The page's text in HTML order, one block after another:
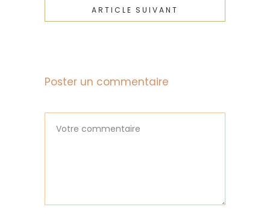
ARTICLE SUIVANT
Poster un commentaire